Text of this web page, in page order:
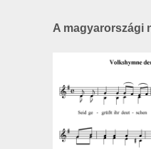
A magyarországi